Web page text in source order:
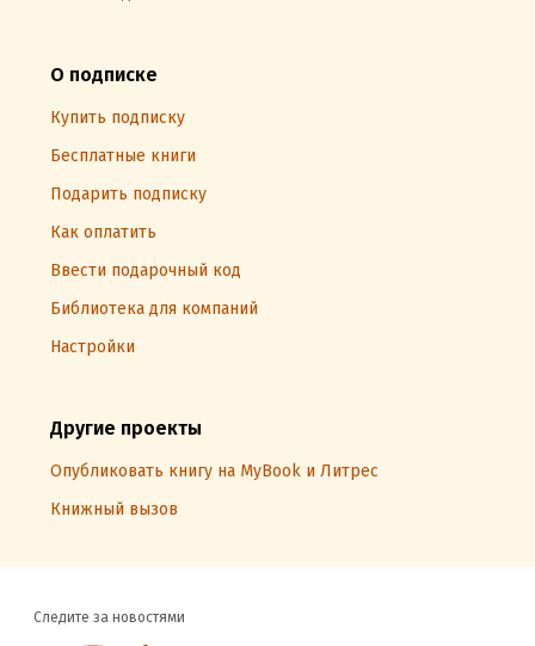
О подписке
Купить подписку
Бесплатные книги
Подарить подписку
Как оплатить
Ввести подарочный код
Библиотека для компаний
Настройки
Другие проекты
Опубликовать книгу на MyBook и Литрес
Книжный вызов
Следите за новостями